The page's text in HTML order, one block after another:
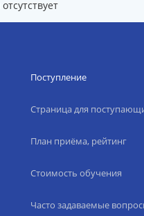
Поступление
Страница для
План приёма, рейтинг
Стоимость обучения
Часто задаваемые